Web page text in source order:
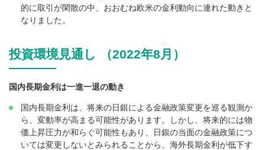
的に取引が閑散の中、おおむね欧米の金利動向に連れた動きと
なりました。
投資環境見通し （2022年8月）
国内長期金利は一進一退の動き
国内長期金利は、将来の日銀による金融政策変更を巡る観測か
ら、変動率が高まる可能性があります。しかし、将来的には物
価上昇圧力が和らぐ可能性もあり、日銀の当面の金融政策につ
いては変更しないとみられることから、海外長期金利が低下す